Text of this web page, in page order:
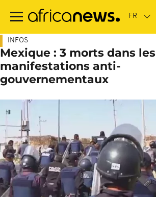
contenu
INFOS
Mexique : 3 morts dans les
manifestations anti-
gouvernementaux